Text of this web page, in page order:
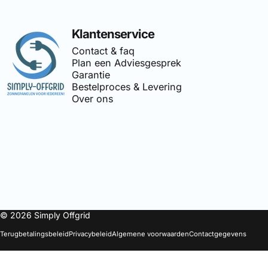
Simply Offgrid Klantenservice
Contact & faq
Plan een Adviesgesprek
Garantie
Bestelproces & Levering
Over ons
© 2026 Simply Offgrid
TerugbetalingsbeleidPrivacybeleidAlgemene voorwaardenContactgegevens